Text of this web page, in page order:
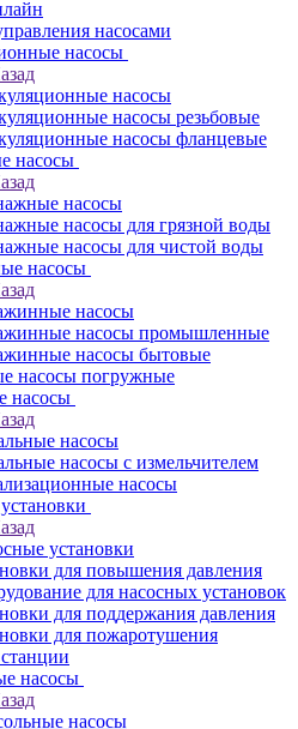
насосами
насосы
насосы
насосы резьбовые
насосы фланцевые
насосы
насосы
насосы для грязной воды
насосы для чистой воды
насосы
насосы
насосы промышленные
насосы бытовые
насосы погружные
насосы
насосы
насосы с измельчителем
насосы
установки
для повышения давления
для насосных установок
для поддержания давления
для пожаротушения
насосы
насосы